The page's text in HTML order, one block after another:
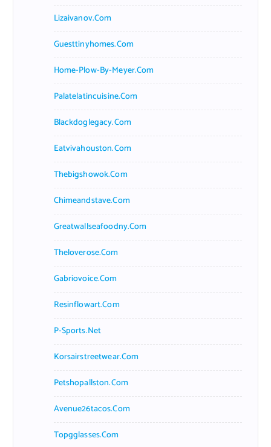
Lizaivanov.com
Guesttinyhomes.com
Home-Plow-By-Meyer.com
Palatelatincuisine.com
Blackdoglegacy.com
Eatvivahouston.com
Thebigshowok.com
Chimeandstave.com
Greatwallseafoodny.com
Theloverose.com
Gabriovoice.com
Resinflowart.com
P-Sports.net
Korsairstreetwear.com
Petshopallston.com
Avenue26tacos.com
Topgglasses.com